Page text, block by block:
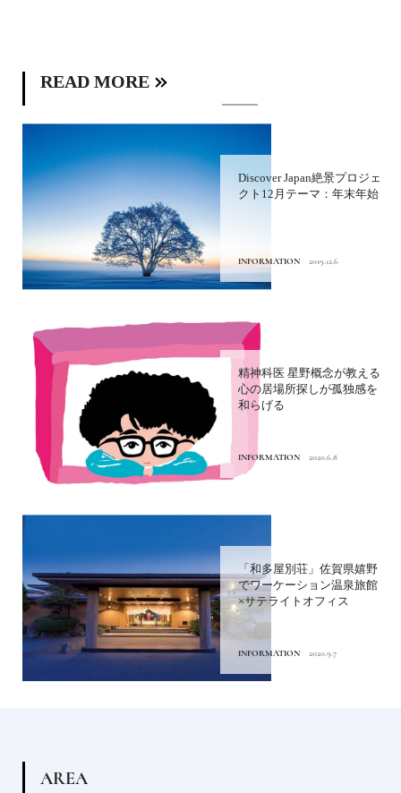
READ MORE
Discover Japan絶景プロジェ
クト12月テーマ：年末年始
INFORMATION 2019.12.6
精神科医 星野概念が教える
心の居場所探しが孤独感を
和らげる
INFORMATION 2020.6.8
「和多屋別荘」佐賀県嬉野
でワーケーション温泉旅館
×サテライトオフィス
INFORMATION 2020.9.7
AREA